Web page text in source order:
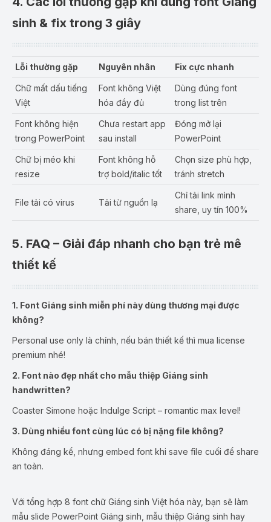
sinh & fix trong 3 giây
Lỗi thường gặp Nguyên nhân Fix cực nhanh
Chữ mất dấu tiếng
Việt
Font không Việt
hóa đầy đủ
Dùng đúng font
trong list trên
Font không hiện
trong PowerPoint
Chưa restart app
sau install
Đóng mở lại
PowerPoint
Chữ bị méo khi
resize
Font không hỗ
trợ bold/italic tốt
Chọn size phù hợp,
tránh stretch
File tải có virus Tải từ nguồn lạ
Chỉ tải link mình
share, uy tín 100%
5. FAQ – Giải đáp nhanh cho bạn trẻ mê
thiết kế
1. Font Giáng sinh miễn phí này dùng thương mại được
không?
Personal use only là chính, nếu bán thiết kế thì mua license
premium nhé!
2. Font nào đẹp nhất cho mẫu thiệp Giáng sinh
handwritten?
Coaster Simone hoặc Indulge Script – romantic max level!
3. Dùng nhiều font cùng lúc có bị nặng file không?
Không đáng kể, nhưng embed font khi save file cuối để share
an toàn.
Với tổng hợp 8 font chữ Giáng sinh Việt hóa này, bạn sẽ làm
mẫu slide PowerPoint Giáng sinh, mẫu thiệp Giáng sinh hay